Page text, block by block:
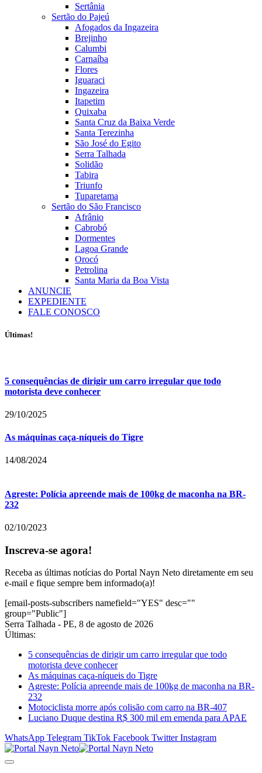
Sertânia
Sertão do Pajeú
Afogados da Ingazeira
Brejinho
Calumbi
Carnaíba
Flores
Iguaraci
Ingazeira
Itapetim
Quixaba
Santa Cruz da Baixa Verde
Santa Terezinha
São José do Egito
Serra Talhada
Solidão
Tabira
Triunfo
Tuparetama
Sertão do São Francisco
Afrânio
Cabrobó
Dormentes
Lagoa Grande
Orocó
Petrolina
Santa Maria da Boa Vista
ANUNCIE
EXPEDIENTE
FALE CONOSCO
Últimas!
5 consequências de dirigir um carro irregular que todo
motorista deve conhecer
29/10/2025
As máquinas caça-níqueis do Tigre
14/08/2024
Agreste: Polícia apreende mais de 100kg de maconha na BR-
232
02/10/2023
Inscreva-se agora!
Receba as últimas notícias do Portal Nayn Neto diretamente em seu
e-mail e fique sempre bem informado(a)!
[email-posts-subscribers namefield="YES" desc=""
group="Public"]
Serra Talhada - PE, 8 de agosto de 2026
Últimas:
5 consequências de dirigir um carro irregular que todo
motorista deve conhecer
As máquinas caça-níqueis do Tigre
Agreste: Polícia apreende mais de 100kg de maconha na BR-
232
Motociclista morre após colisão com carro na BR-407
Luciano Duque destina R$ 300 mil em emenda para APAE
WhatsApp Telegram TikTok Facebook Twitter Instagram